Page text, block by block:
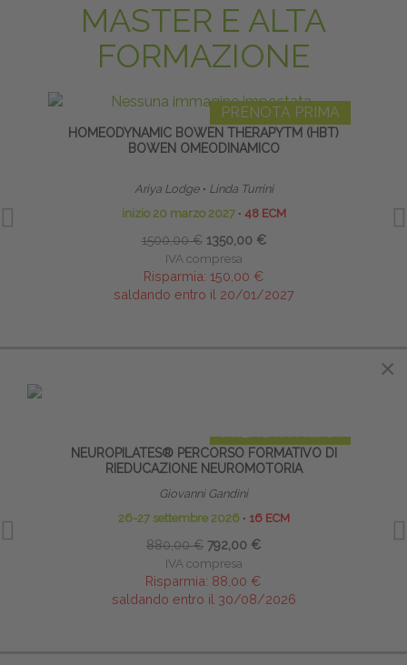
MASTER E ALTA
FORMAZIONE
PRENOTA PRIMA
HOMEODYNAMIC BOWEN THERAPYTM (HBT)
BOWEN OMEODINAMICO
Ariya Lodge ∙ Linda Turrini
inizio 20 marzo 2027 ∙ 48 ECM
1500,00 € 1350,00 €
IVA compresa
Risparmia: 150,00 €
saldando entro il 20/01/2027
PRENOTA PRIMA
NEUROPILATES® PERCORSO FORMATIVO DI
RIEDUCAZIONE NEUROMOTORIA
Giovanni Gandini
26-27 settembre 2026 ∙ 16 ECM
880,00 € 792,00 €
IVA compresa
Risparmia: 88,00 €
saldando entro il 30/08/2026
×
×